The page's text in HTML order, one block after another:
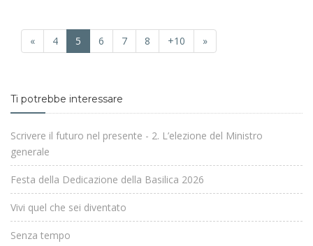
« 4 5 6 7 8 +10 »
Ti potrebbe interessare
Scrivere il futuro nel presente - 2. L’elezione del Ministro
generale
Festa della Dedicazione della Basilica 2026
Vivi quel che sei diventato
Senza tempo